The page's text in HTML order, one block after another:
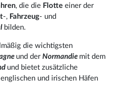
, die die Flotteeiner der
-, Fahrzeug- und
bilden.
die wichtigsten
und derNormandie mit dem
und bietet zusätzliche
und irischen Häfen